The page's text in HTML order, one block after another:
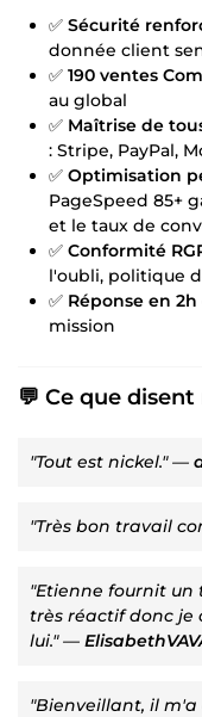
✅ Sécurité
donnée client
✅ 190 ventes
au global
✅ Maîtrise de
: Stripe, PayPal,
✅ Optimisation
PageSpeed 85+
et le taux de
✅ Conformité
l'oubli, politique
✅ Réponse en
mission
💬 Ce que
"Tout est nickel."—
"Très bon travail
"Etienne fournit
très réactif donc je
lui."—
"Bienveillant, il